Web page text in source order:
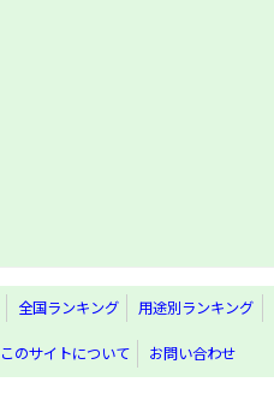
全国ランキング 用途別ランキング
このサイトについて お問い合わせ